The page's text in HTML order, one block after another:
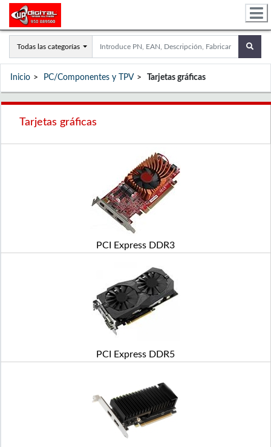
Todas las categorías
Inicio PC/Componentes y TPV Tarjetas gráficas
Tarjetas gráficas
PCI Express DDR3
PCI Express DDR5